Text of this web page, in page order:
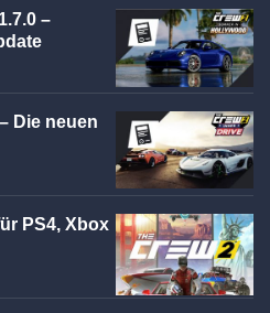
–
Die neuen
PS4, Xbox